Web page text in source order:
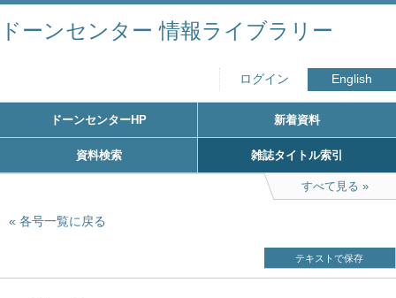
ドーンセンター 情報ライブラリー
ログイン English
ドーンセンターHP 新着資料
資料検索 雑誌タイトル索引
すべて見る
各号一覧に戻る
テキストで保存